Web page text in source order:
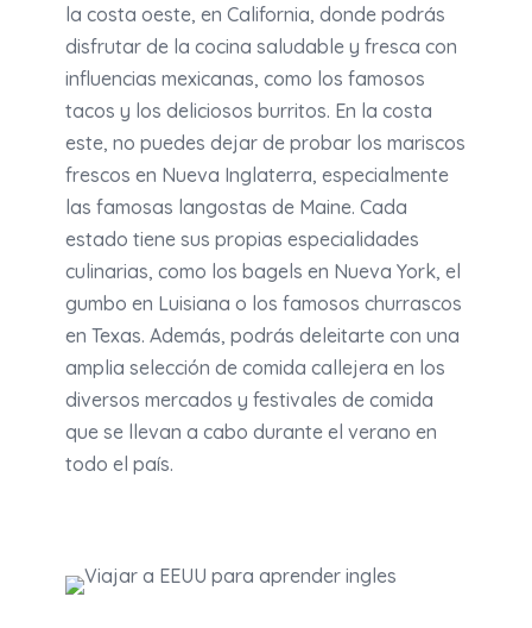
la costa oeste, en California, donde podrás
disfrutar de la cocina saludable y fresca con
influencias mexicanas, como los famosos
tacos y los deliciosos burritos. En la costa
este, no puedes dejar de probar los mariscos
frescos en Nueva Inglaterra, especialmente
las famosas langostas de Maine. Cada
estado tiene sus propias especialidades
culinarias, como los bagels en Nueva York, el
gumbo en Luisiana o los famosos churrascos
en Texas. Además, podrás deleitarte con una
amplia selección de comida callejera en los
diversos mercados y festivales de comida
que se llevan a cabo durante el verano en
todo el país.